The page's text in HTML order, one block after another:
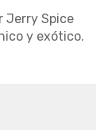
Jerry Spice
y exótico.